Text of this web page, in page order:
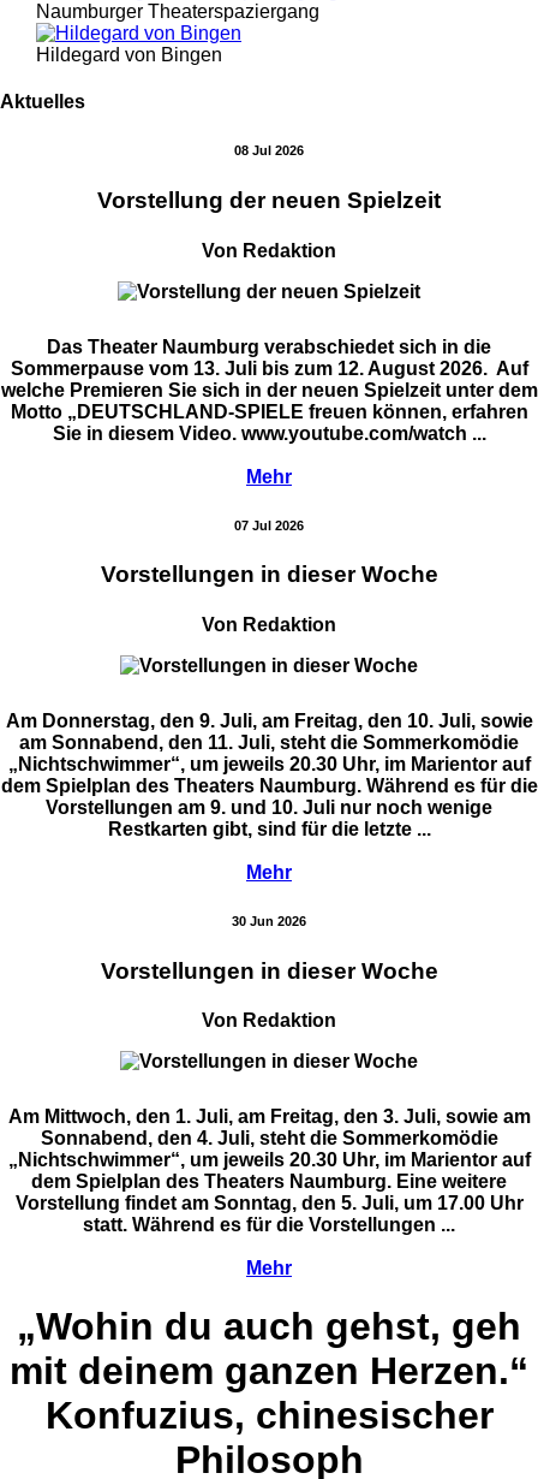
Naumburger Theaterspaziergang
Hildegard von Bingen
Aktuelles
08 Jul 2026
Vorstellung der neuen Spielzeit
Von Redaktion
Das Theater Naumburg verabschiedet sich in die
Sommerpause vom 13. Juli bis zum 12. August 2026. Auf
welche Premieren Sie sich in der neuen Spielzeit unter dem
Motto „DEUTSCHLAND-SPIELE freuen können, erfahren
Sie in diesem Video. www.youtube.com/watch ...
Mehr
07 Jul 2026
Vorstellungen in dieser Woche
Von Redaktion
Am Donnerstag, den 9. Juli, am Freitag, den 10. Juli, sowie
am Sonnabend, den 11. Juli, steht die Sommerkomödie
„Nichtschwimmer“, um jeweils 20.30 Uhr, im Marientor auf
dem Spielplan des Theaters Naumburg. Während es für die
Vorstellungen am 9. und 10. Juli nur noch wenige
Restkarten gibt, sind für die letzte ...
Mehr
30 Jun 2026
Vorstellungen in dieser Woche
Von Redaktion
Am Mittwoch, den 1. Juli, am Freitag, den 3. Juli, sowie am
Sonnabend, den 4. Juli, steht die Sommerkomödie
„Nichtschwimmer“, um jeweils 20.30 Uhr, im Marientor auf
dem Spielplan des Theaters Naumburg. Eine weitere
Vorstellung findet am Sonntag, den 5. Juli, um 17.00 Uhr
statt. Während es für die Vorstellungen ...
Mehr
„Wohin du auch gehst, geh
mit deinem ganzen Herzen.“
Konfuzius, chinesischer
Philosoph